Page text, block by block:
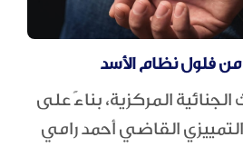
فلول نظام الأسد
المركزية، بناءً على
التمييزي القاضي أحمد رامي